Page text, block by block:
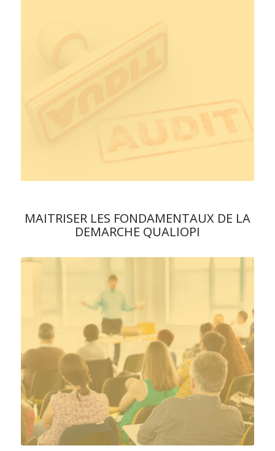
MAITRISER LES FONDAMENTAUX DE LA
DEMARCHE QUALIOPI